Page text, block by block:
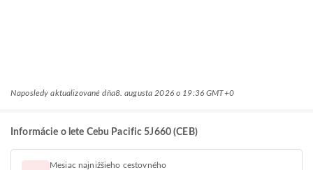
Naposledy aktualizované dňa8. augusta 2026 o 19:36 GMT+0
Informácie o lete Cebu Pacific 5J660 (CEB)
Mesiac najnižšieho cestovného